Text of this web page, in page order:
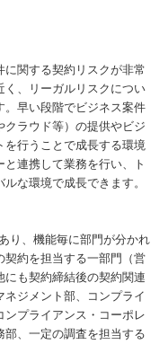
関する契約リスクが非常
く、リーガルリスクについ
。早い段階でビジネス案件
ラウド等）の提供やビジ
を行うことで成長する環境
連携して業務を行い、ト
な環境で成長できます。
り、機能毎に部門が分かれ
契約を担当する一部門（営
も契約締結後の契約関連
ジメント部、コンプライ
プライアンス・コーポレ
、一定の調査を担当する